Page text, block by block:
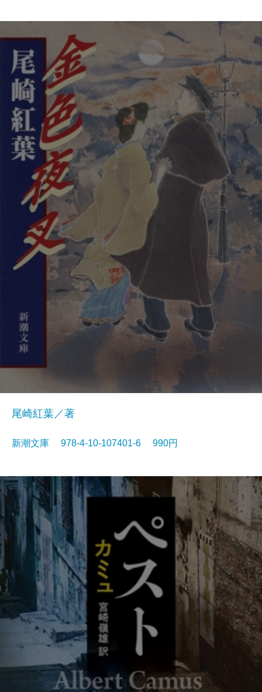
尾崎紅葉／著
新潮文庫 978-4-10-107401-6 990円